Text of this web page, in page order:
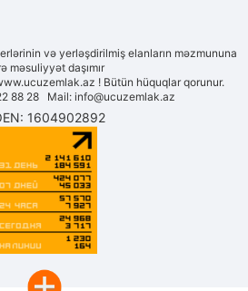
və yerləşdirilmiş elanların məzmununa
məsuliyyət daşımır
! Bütün hüquqlar qorunur.
88 28 Mail:info@ucuzemlak.az
1604902892